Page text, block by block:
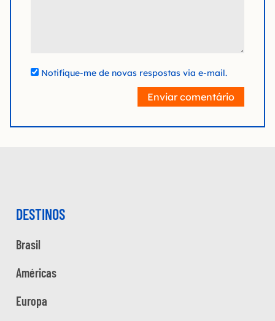
Notifique-me de novas respostas via e-mail.
Enviar comentário
DESTINOS
Brasil
Américas
Europa